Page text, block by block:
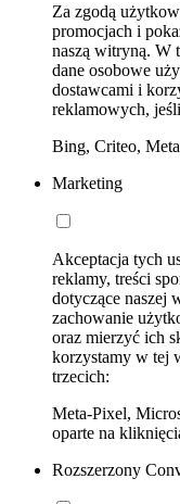
Za zgodą
promocjach i
naszą witryną. W
dane osobowe
dostawcami i
reklamowych,
Bing, Criteo,
Marketing
Akceptacja tych
reklamy, treści
dotyczące naszej
zachowanie
oraz mierzyć ich
korzystamy w tej
trzecich:
Meta-Pixel,
oparte na
Rozszerzony